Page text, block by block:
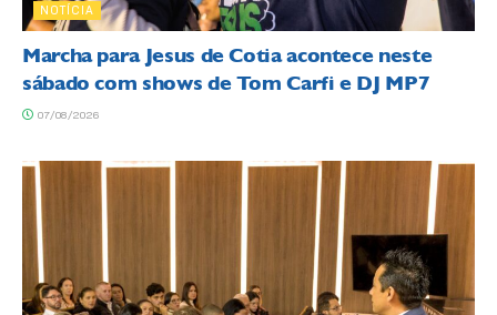
NOTÍCIA
Marcha para Jesus de Cotia acontece neste
sábado com shows de Tom Carfi e DJ MP7
07/08/2026